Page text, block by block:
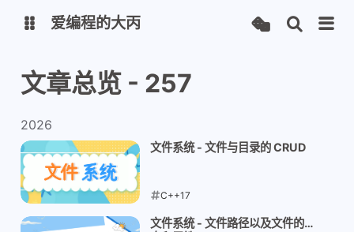
英文版 中文版
大丙课堂
QQ交流群 微信
留言板
爱编程的大丙
文章总览 - 257
2026
文件系统 - 文件与目录的 CRUD
C++17
2026-05-17
文件系统 - 文件路径以及文件的状